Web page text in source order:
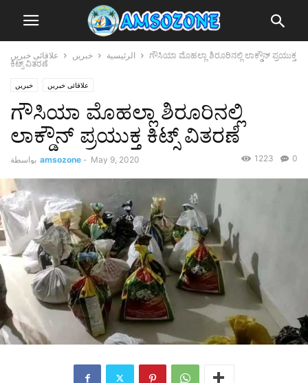
الرئيسية خبریں علاقائی خبریں
ಗೌಸಿಯಾ ಮೊಹಲ್ಲಾ ಶಿರೂರಿನಲ್ಲಿ ಲಾಕ್ಡೌನ್ ಪ್ರಯುಕ್ತ
ಕಿಟ್ಸ್ ವಿತರಣೆ
خبریں علاقائی خبریں
ಗೌಸಿಯಾ ಮೊಹಲ್ಲಾ ಶಿರೂರಿನಲ್ಲಿ
ಲಾಕ್ಡೌನ್ ಪ್ರಯುಕ್ತ ಕಿಟ್ಸ್ ವಿತರಣೆ
بواسطة amsozone - May 9, 2020 0
1223